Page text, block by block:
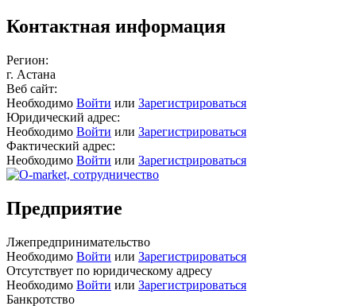
Контактная информация
Регион:
г. Астана
Веб сайт:
Необходимо Войти или Зарегистрироваться
Юридический адрес:
Необходимо Войти или Зарегистрироваться
Фактический адрес:
Необходимо Войти или Зарегистрироваться
Предприятие
Лжепредпринимательство
Необходимо Войти или Зарегистрироваться
Отсутствует по юридическому адресу
Необходимо Войти или Зарегистрироваться
Банкротство